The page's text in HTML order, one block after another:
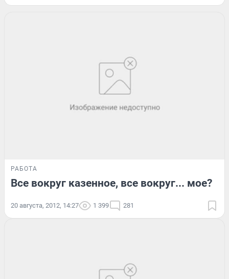
РАБОТА
Все вокруг казенное, все вокруг... мое?
20 августа, 2012, 14:27 1 399 281